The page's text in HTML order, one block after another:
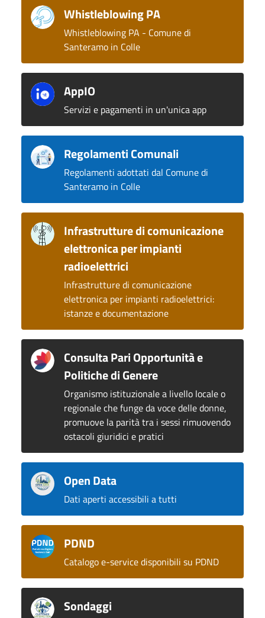
Whistleblowing PA
Whistleblowing PA - Comune di
Santeramo in Colle
AppIO
Servizi e pagamenti in un'unica app
Regolamenti Comunali
Regolamenti adottati dal Comune di
Santeramo in Colle
Infrastrutture di comunicazione
elettronica per impianti
radioelettrici
Infrastrutture di comunicazione
elettronica per impianti radioelettrici:
istanze e documentazione
Consulta Pari Opportunità e
Politiche di Genere
Organismo istituzionale a livello locale o
regionale che funge da voce delle donne,
promuove la parità tra i sessi rimuovendo
ostacoli giuridici e pratici
Open Data
Dati aperti accessibili a tutti
PDND
Catalogo e-service disponibili su PDND
Sondaggi